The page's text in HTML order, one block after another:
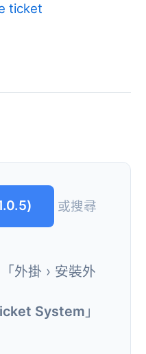
ticket
或搜尋
外掛 › 安裝外
System 」